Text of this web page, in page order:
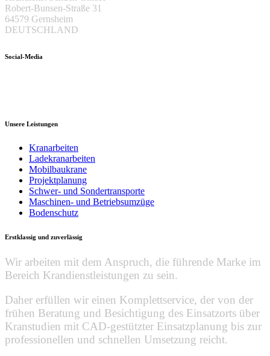
Robert-Bunsen-Straße 31
64579 Gernsheim
DEUTSCHLAND
Social-Media
Unsere Leistungen
Kranarbeiten
Ladekranarbeiten
Mobilbaukrane
Projektplanung
Schwer- und Sondertransporte
Maschinen- und Betriebsumzüge
Bodenschutz
Erstklassig und zuverlässig
Wir arbeiten mit dem Anspruch, die führende Marke im
Bereich Krandienstleistungen zu sein.
Daher erfüllen wir einen Komplettservice, der von der
frühen Beratung und Besichtigung des Einsatzorts über
Kranstudien mit CAD-gestützter Einsatzplanung bis zur
professionellen und schnellen Umsetzung reicht.